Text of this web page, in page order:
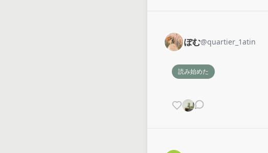
ぽむ@quartier_1atin
読み始めた